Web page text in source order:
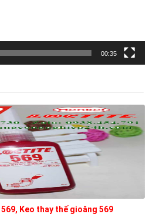
00:35
Keo thay thế gioăng 569